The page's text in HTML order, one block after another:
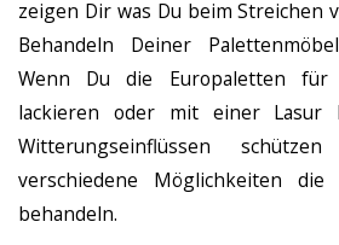
zeigen Dir was Du beim Streichen
Behandeln Deiner
Wenn Du die Europaletten für
lackieren oder mit einer Lasur
Witterungseinflüssen
verschiedene Möglichkeiten
behandeln.